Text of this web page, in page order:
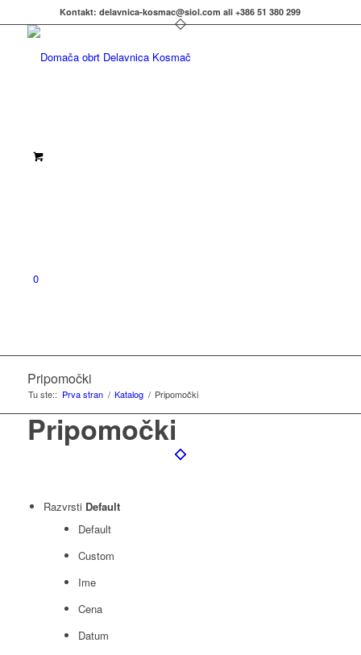
Kontakt: delavnica-kosmac@siol.com ali +386 51 380 299
0
Pripomočki
Tu ste:: Prva stran / Katalog / Pripomočki
Pripomočki
Razvrsti Default
Default
Custom
Ime
Cena
Datum